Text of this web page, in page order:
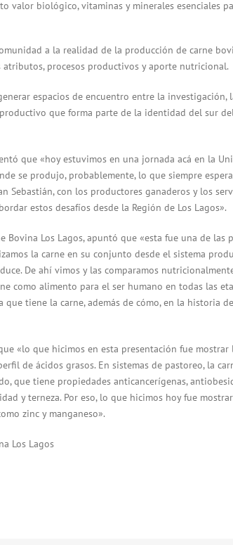
valor biológico, vitaminas y minerales esenciales
a la realidad de la producción de carne
procesos productivos y aporte nutricional.
espacios de encuentro entre la investigación,
que forma parte de la identidad del sur
que «hoy estuvimos en una jornada acá en la
se produjo, probablemente, lo que siempre
Sebastián, con los productores ganaderos y los
estos desafíos desde la Región de Los Lagos».
Bovina Los Lagos, apuntó que «esta fue una de las
la carne en su conjunto desde el sistema
De ahí vimos y las comparamos
como alimento para el ser humano en todas las
tiene la carne, además de cómo, en la historia
«lo que hicimos en esta presentación fue
de ácidos grasos. En sistemas de pastoreo, la
que tiene propiedades anticancerígenas,
y terneza. Por eso, lo que hicimos hoy fue
zinc y manganeso».
Los Lagos